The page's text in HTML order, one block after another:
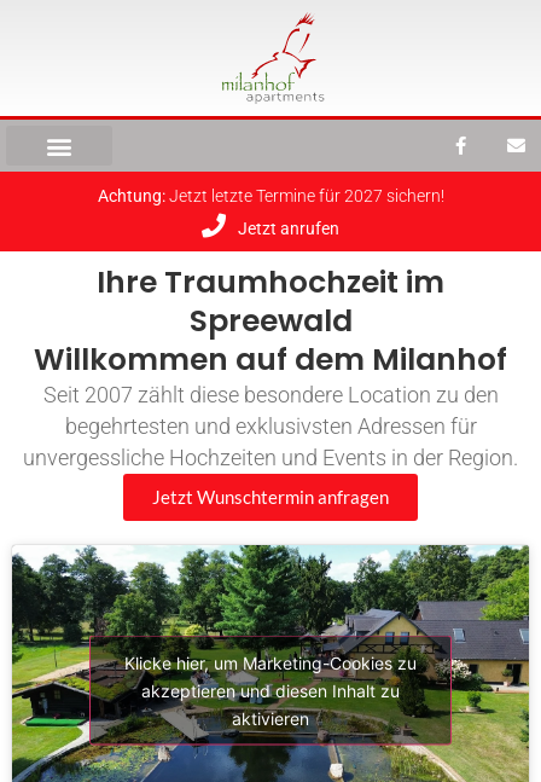
Achtung: Jetzt letzte Termine für 2027 sichern!
Jetzt anrufen
Ihre Traumhochzeit im
Spreewald
Willkommen auf dem Milanhof
Seit 2007 zählt diese besondere Location zu den
begehrtesten und exklusivsten Adressen für
unvergessliche Hochzeiten und Events in der Region.
Jetzt Wunschtermin anfragen
Klicke hier, um Marketing-Cookies zu
akzeptieren und diesen Inhalt zu
aktivieren